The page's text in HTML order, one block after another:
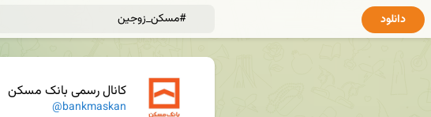
کانال رسمی بانک مسکن
@bankmaskan
دانلود